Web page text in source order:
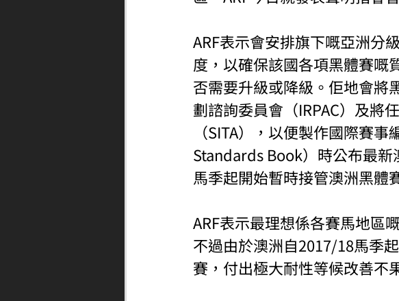
ARF表示會安排旗下嘅亞洲分
度，以確保該國各項黑體賽嘅
否需要升級或降級。佢地會將
劃諮詢委員會（IRPAC）及將
（SITA），以便製作國際賽
Standards Book）時公布最
馬季起開始暫時接管澳洲黑體
ARF表示最理想係各賽馬地區
不過由於澳洲自2017/18馬季
賽，付出極大耐性等候改善不